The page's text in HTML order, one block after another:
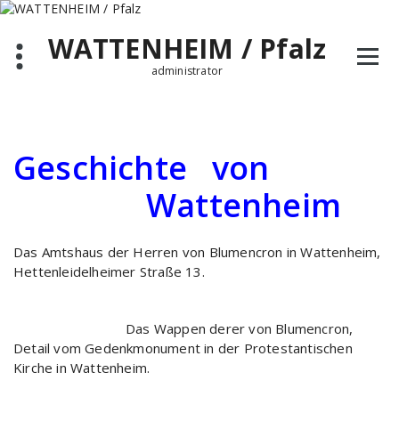
Zum
springenWATTENHEIM / Pfalz
administrator
Geschichte von
Wattenheim
Das Amtshaus der Herren von Blumencron in Wattenheim,
Hettenleidelheimer Straße 13.
Das Wappen derer von Blumencron,
Detail vom Gedenkmonument in der Protestantischen
Kirche in Wattenheim.